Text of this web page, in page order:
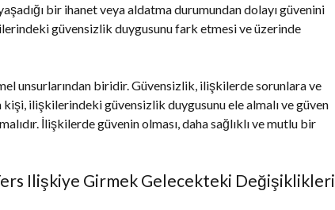
bir ihanet veya aldatma durumundan dolayı güvenini
güvensizlik duygusunu fark etmesi ve üzerinde
unsurlarından biridir. Güvensizlik, ilişkilerde sorunlara ve
kişi, ilişkilerindeki güvensizlik duygusunu ele almalı ve güven
İlişkilerde güvenin olması, daha sağlıklı ve mutlu bir
Ilişkiye Girmek Gelecekteki Değişiklikleri